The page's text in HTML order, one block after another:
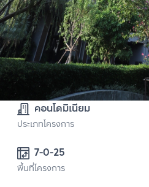
คอนโดมิเนียม
ประเภทโครงการ
7-0-25
พื้นที่โครงการ